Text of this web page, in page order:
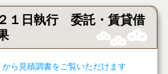
１日執行 委託・賃貸借
から見積調書をご覧いただけます